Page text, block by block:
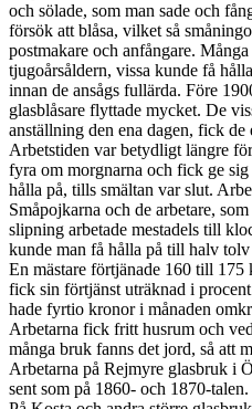
och sölade, som man sade och
försök att blåsa, vilket så
postmakare och anfångare.
tjugoårsåldern, vissa kunde få
innan de ansågs fullärda. Före
glasblåsare flyttade mycket. De
anställning den ena dagen, fick de
Arbetstiden var betydligt längre
fyra om morgnarna och fick ge
hålla på, tills smältan var slut.
Småpojkarna och de arbetare,
slipning arbetade mestadels till
kunde man få hålla på till halv tolv
En mästare förtjänade 160 till 175
fick sin förtjänst uträknad i
hade fyrtio kronor i månaden
Arbetarna fick fritt husrum och
många bruk fanns det jord, så att
Arbetarna på Rejmyre glasbruk i
sent som på 1860- och 1870-talen.